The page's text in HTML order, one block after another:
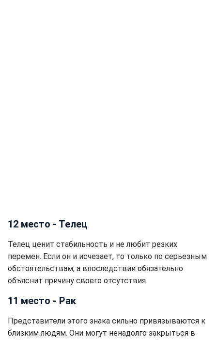
12 место - Телец
Телец ценит стабильность и не любит резких
перемен. Если он и исчезает, то только по серьезным
обстоятельствам, а впоследствии обязательно
объяснит причину своего отсутствия.
11 место - Рак
Представители этого знака сильно привязываются к
близким людям. Они могут ненадолго закрыться в